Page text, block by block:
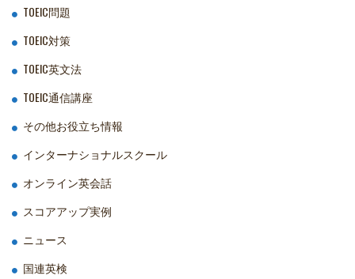
TOEIC問題
TOEIC対策
TOEIC英文法
TOEIC通信講座
その他お役立ち情報
インターナショナルスクール
オンライン英会話
スコアアップ実例
ニュース
国連英検